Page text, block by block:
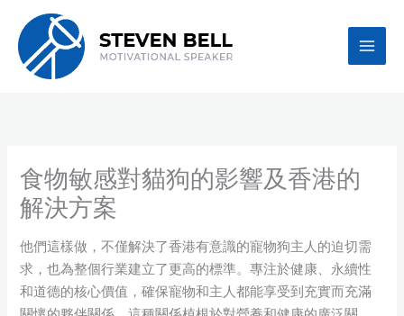
content
食物敏感對貓狗的影響及香港的
解決方案
他們這樣做，不僅解決了香港有意識的寵物狗主人的迫切需
求，也為整個行業建立了更高的標準。專注於健康、永續性
和道德的核心價值，確保寵物和主人都能享受到充實而充滿